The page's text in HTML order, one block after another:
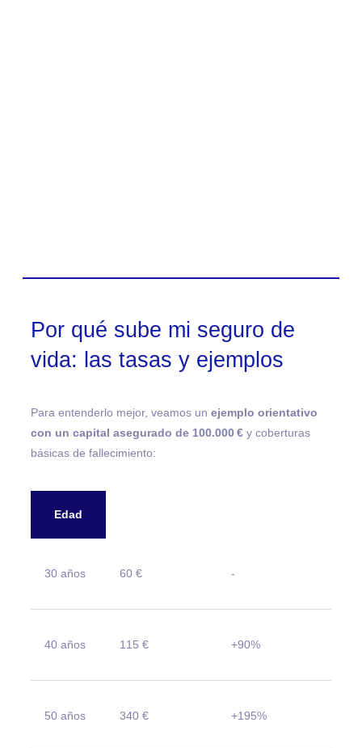
Por qué sube mi seguro de
vida: las tasas y ejemplos
Para entenderlo mejor, veamos un ejemplo orientativo
con un capital asegurado de 100.000 € y coberturas
básicas de fallecimiento:
Edad
30 años 60 € -
40 años 115 € +90%
50 años 340 € +195%